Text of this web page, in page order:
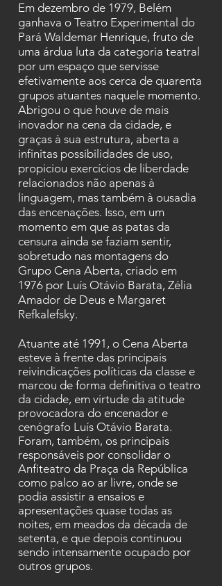
Em dezembro de 1979, Belém
ganhava o Teatro Experimental do
Pará Waldemar Henrique, fruto de
uma árdua luta da categoria teatral
por um espaço que servisse
efetivamente aos cerca de quarenta
grupos atuantes naquele momento.
Abrigou o que houve de mais
inovador na cena da cidade, e
graças à sua estrutura, aberta a
infinitas possibilidades de uso,
propiciou exercícios de liberdade
relacionados não apenas à
linguagem, mas também à ousadia
das encenações. Isso, em um
momento em que as patas da
censura ainda se faziam sentir,
sobretudo nas montagens do
Grupo Cena Aberta, criado em
1976 por Luís Otávio Barata, Zélia
Amador de Deus e Margaret
Refkalefsky.
Atuante até 1991, o Cena Aberta
esteve à frente das principais
reivindicações políticas da classe e
marcou de forma definitiva o teatro
da cidade, em virtude da atitude
provocadora do encenador e
cenógrafo Luís Otávio Barata.
Foram, também, os principais
responsáveis por consolidar o
Anfiteatro da Praça da República
como palco ao ar livre, onde se
podia assistir a ensaios e
apresentações quase todas as
noites, em meados da década de
setenta, e que depois continuou
sendo intensamente ocupado por
outros grupos.